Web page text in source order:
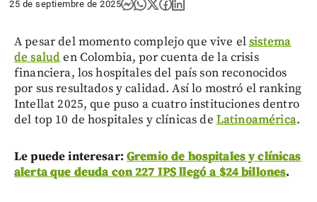
25 de septiembre de 2025
A pesar del momento complejo que vive elsistema
de saluden Colombia, por cuenta de la crisis
financiera, los hospitales del país son reconocidos
por sus resultados y calidad. Así lo mostró el ranking
Intellat 2025, que puso a cuatro instituciones dentro
del top 10 de hospitales y clínicas de Latinoamérica.
Le puede interesar: Gremio de hospitales y clínicas
alerta que deuda con 227 IPS llegó a $24 billones.